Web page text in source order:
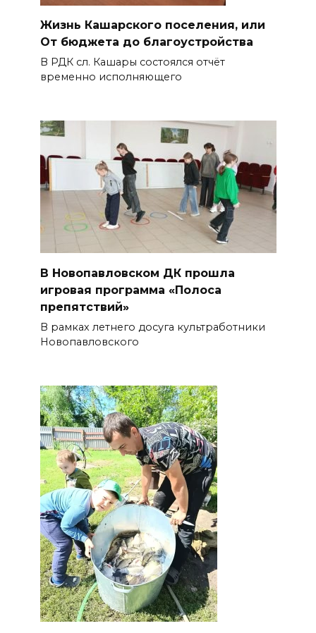
Жизнь Кашарского поселения, или
От бюджета до благоустройства
В РДК сл. Кашары состоялся отчёт
временно исполняющего
В Новопавловском ДК прошла
игровая программа «Полоса
препятствий»
В рамках летнего досуга культработники
Новопавловского